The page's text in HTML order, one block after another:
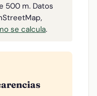
500 m. Datos
se calcula.